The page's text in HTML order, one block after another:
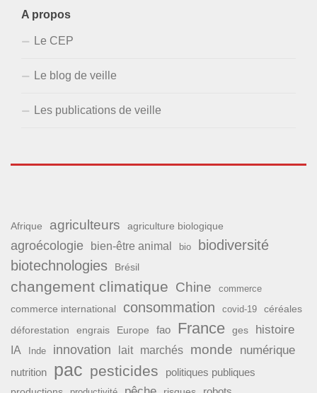
A propos
Le CEP
Le blog de veille
Les publications de veille
Afrique agriculteurs agriculture biologique
agroécologie bien-être animal bio
biodiversité
biotechnologies
Brésil
changement climatique Chine commerce
commerce international consommation covid-19 céréales
déforestation engrais Europe fao France ges histoire
IA Inde innovation lait marchés monde numérique
nutrition pac pesticides politiques publiques